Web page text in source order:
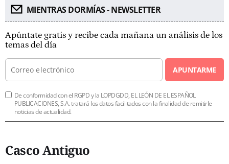
MIENTRAS DORMÍAS - NEWSLETTER
Apúntate gratis y recibe cada mañana un análisis de los
temas del día
APUNTARME
De conformidad con el RGPD y la LOPDGDD, EL LEÓN DE EL ESPAÑOL
PUBLICACIONES, S.A. tratará los datos facilitados con la finalidad de remitirle
noticias de actualidad.
Casco Antiguo